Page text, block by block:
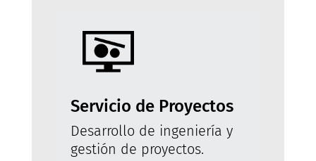
Servicio de Proyectos
Desarrollo de ingeniería y
gestión de proyectos.